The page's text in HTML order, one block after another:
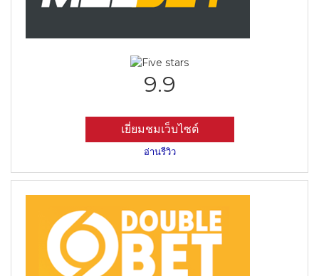
9.9
เยี่ยมชมเว็บไซต์
อ่านรีวิว